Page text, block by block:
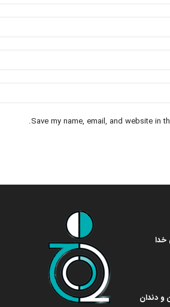
Save my name, email, and website in
خدا
و دندان